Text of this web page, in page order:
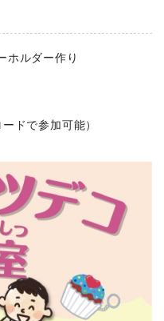
ホルダー作り
ドで参加可能）